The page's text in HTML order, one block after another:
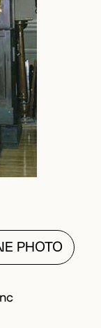
IMAGE
PHOTO
pour ajouter